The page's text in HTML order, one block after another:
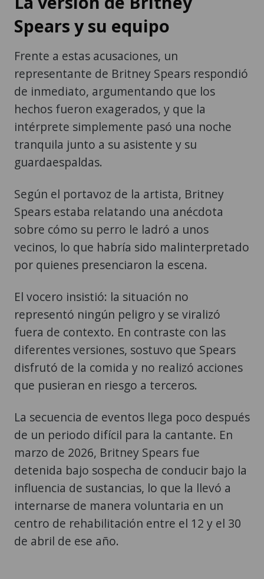
Spears y su equipo
Frente a estas acusaciones, un
representante de Britney Spears respondió
de inmediato, argumentando que los
hechos fueron exagerados, y que la
intérprete simplemente pasó una noche
tranquila junto a su asistente y su
guardaespaldas.
Según el portavoz de la artista, Britney
Spears estaba relatando una anécdota
sobre cómo su perro le ladró a unos
vecinos, lo que habría sido malinterpretado
por quienes presenciaron la escena.
El vocero insistió: la situación no
representó ningún peligro y se viralizó
fuera de contexto. En contraste con las
diferentes versiones, sostuvo que Spears
disfrutó de la comida y no realizó acciones
que pusieran en riesgo a terceros.
La secuencia de eventos llega poco después
de un periodo difícil para la cantante. En
marzo de 2026, Britney Spears fue
detenida bajo sospecha de conducir bajo la
influencia de sustancias, lo que la llevó a
internarse de manera voluntaria en un
centro de rehabilitación entre el 12 y el 30
de abril de ese año.